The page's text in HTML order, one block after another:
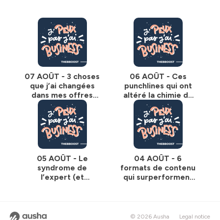
Hébergé par Ausha. Visitez
ausha.co/politique-de-
confidentialitepour plus d'informations.
07 AOÛT - 3 choses
que j’ai changées
dans mes offres
(pour les rendre
irrésistibles)
06 AOÛT - Ces
punchlines qui ont
altéré la chimie de
mon cerveau
05 AOÛT - Le
syndrome de
l’expert (et
04 AOÛT - 6
formats de contenu
qui surperforment
© 2026 Ausha Legal notice